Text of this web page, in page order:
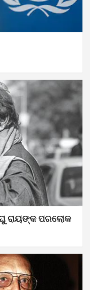
ରାୟଙ୍କ ପରଲୋକ